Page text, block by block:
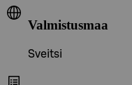
Valmistusmaa
Sveitsi